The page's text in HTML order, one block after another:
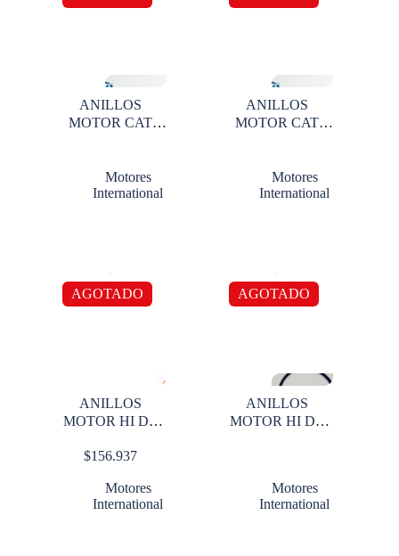
ANILLOS
MOTOR CAT
Motores
International
ANILLOS
MOTOR CAT
Motores
International
AGOTADO
ANILLOS
MOTOR HI DT
$156.937
Motores
International
AGOTADO
ANILLOS
MOTOR HI DT
Motores
International